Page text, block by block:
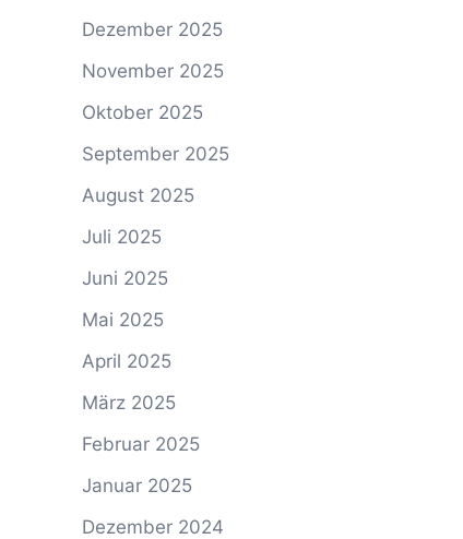
Dezember 2025
November 2025
Oktober 2025
September 2025
August 2025
Juli 2025
Juni 2025
Mai 2025
April 2025
März 2025
Februar 2025
Januar 2025
Dezember 2024